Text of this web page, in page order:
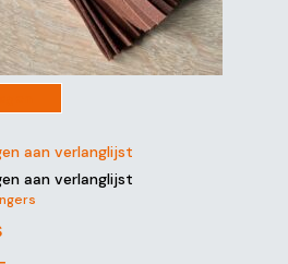
aan verlanglijst
aan verlanglijst